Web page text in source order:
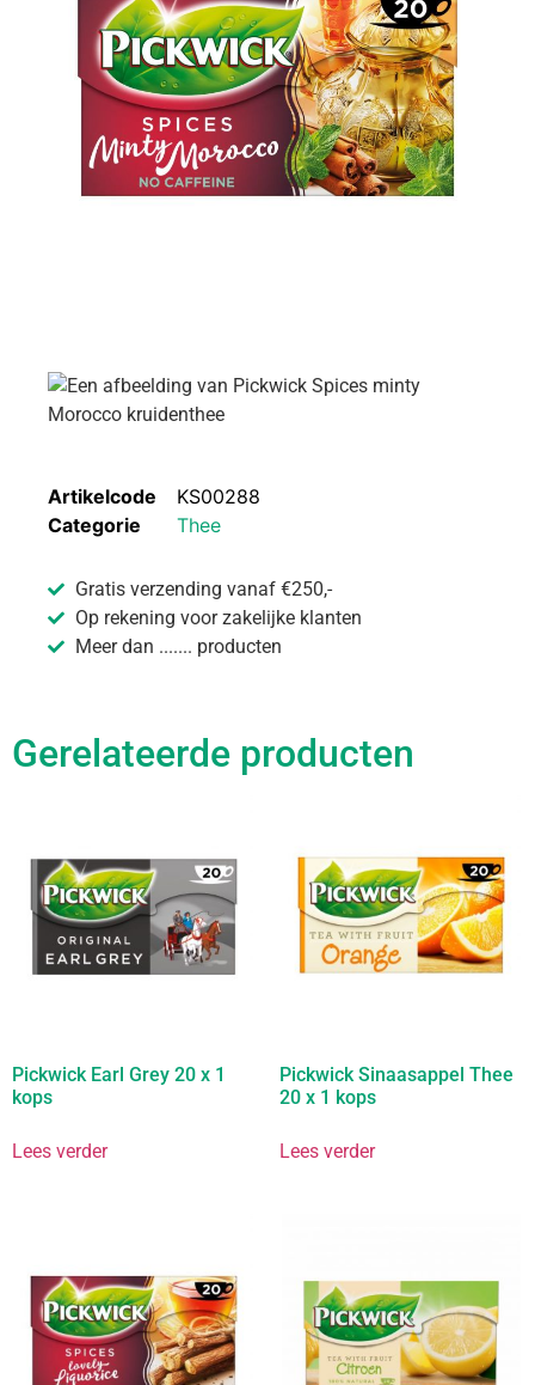
Artikelcode
KS00288
Categorie
Thee
Gratis verzending vanaf €250,-
Op rekening voor zakelijke klanten
Meer dan ....... producten
Gerelateerde producten
Pickwick Earl Grey 20 x 1
kops
Lees verder
Pickwick Sinaasappel Thee
20 x 1 kops
Lees verder